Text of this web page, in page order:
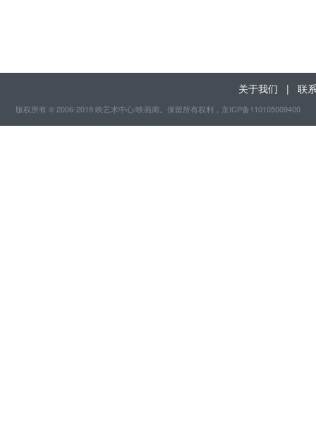
关于我们 | 联
版权所有 © 2006-2019 映艺术中心/映画廊。保留所有权利 ，京ICP备110105009400